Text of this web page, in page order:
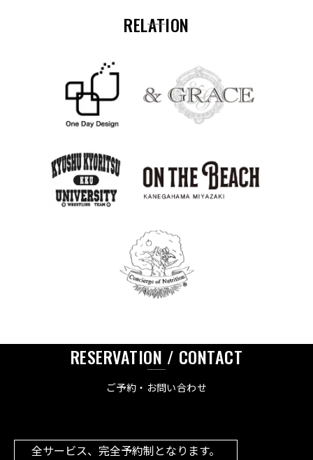
RELATION
RESERVATION / CONTACT
ご予約・お問い合わせ
全サービス、完全予約制となります。